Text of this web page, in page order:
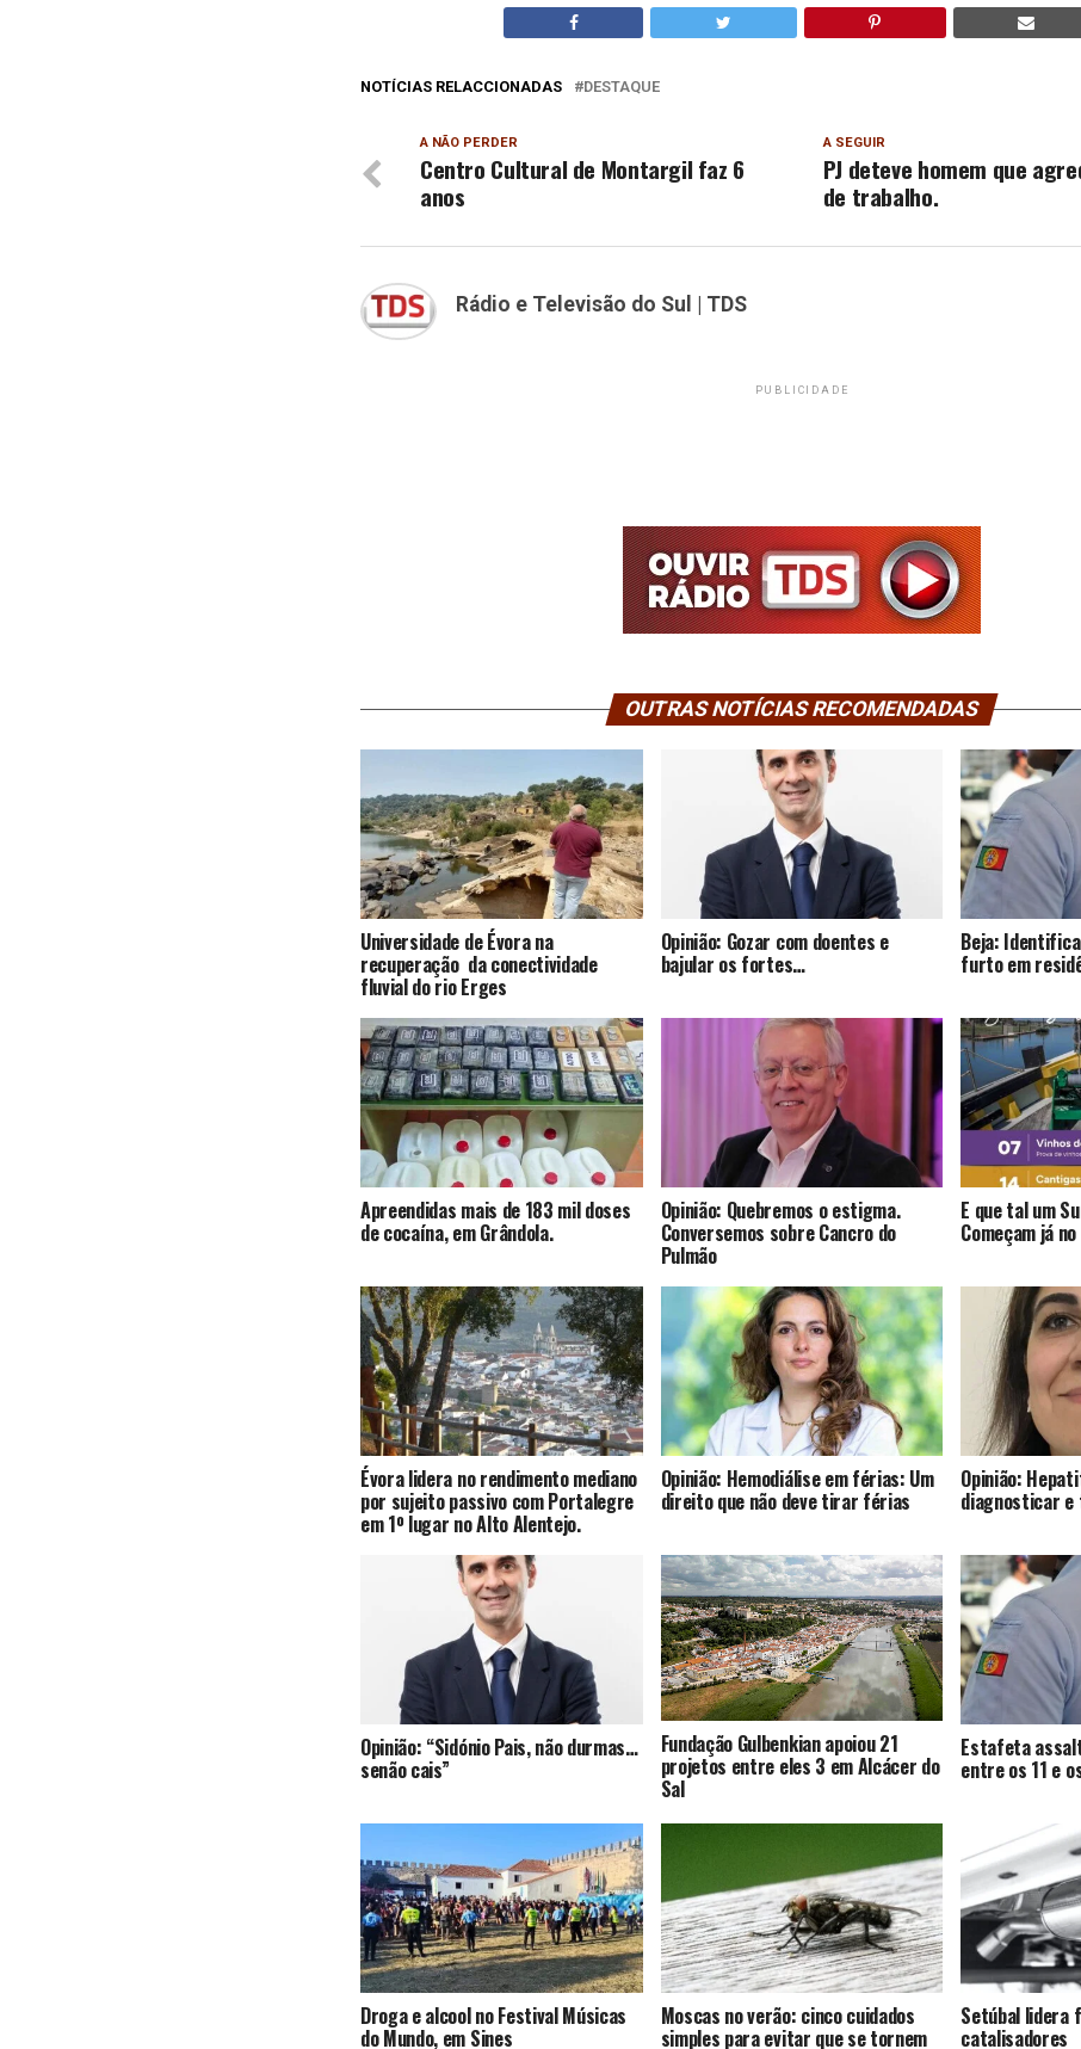
NOTÍCIAS RELACCIONADAS DESTAQUE
A SEGUIR
PJ deteve homem que
de trabalho.
A NÃO PERDER
Centro Cultural de Montargil faz 6
anos
Rádio e Televisão do Sul | TDS
PUBLICIDADE
OUTRAS NOTÍCIAS RECOMENDADAS
Universidade de Évora na
recuperação da conectividade
fluvial do rio Erges
Opinião: Gozar com doentes e
bajular os fortes…
Beja:
furto em
Apreendidas mais de 183 mil doses
de cocaína, em Grândola.
Opinião: Quebremos o estigma.
Conversemos sobre Cancro do
Pulmão
E que tal um
Começam já
Évora lidera no rendimento mediano
por sujeito passivo com Portalegre
em 1º lugar no Alto Alentejo.
Opinião: Hemodiálise em férias: Um
direito que não deve tirar férias
Opinião:
diagnosticar
Opinião: “Sidónio Pais, não durmas…
senão cais”
Fundação Gulbenkian apoiou 21
projetos entre eles 3 em Alcácer do
Sal
Estafeta
entre os 11 e
Droga e alcool no Festival Músicas
do Mundo, em Sines
Moscas no verão: cinco cuidados
simples para evitar que se tornem
Setúbal lidera
catalisadores